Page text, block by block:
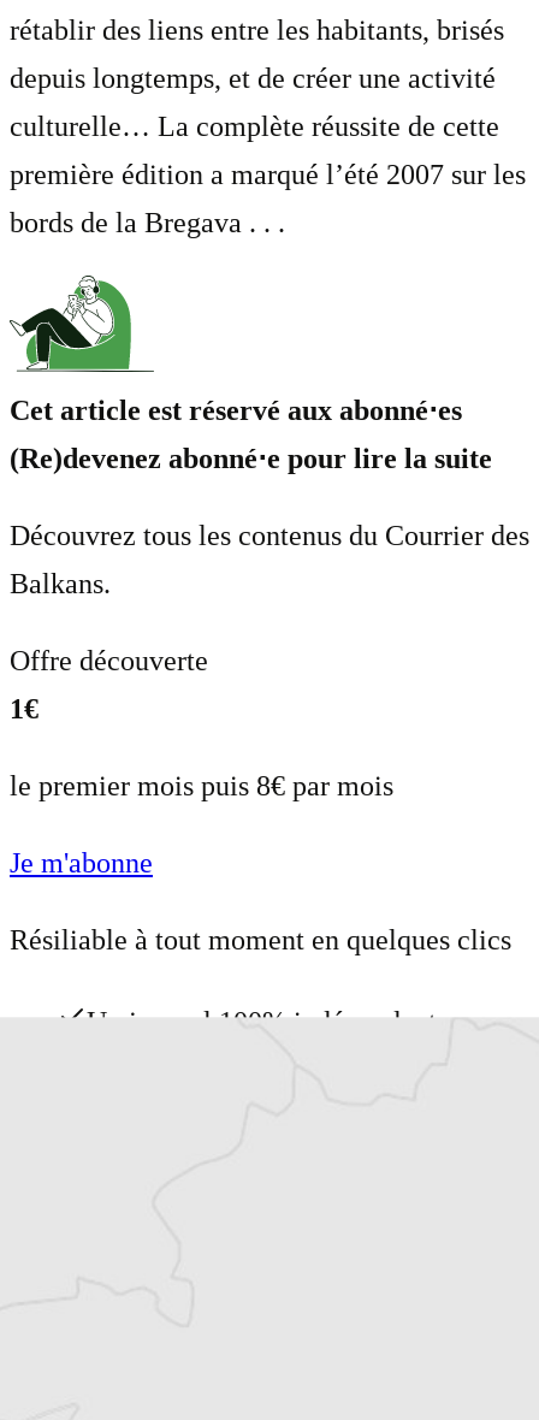
rétablir des liens entre les habitants, brisés
depuis longtemps, et de créer une activité
culturelle… La complète réussite de cette
première édition a marqué l’été 2007 sur les
bords de la Bregava . . .
Cet article est réservé aux abonné⋅es
(Re)devenez abonné⋅e pour lire la suite
Découvrez tous les contenus du Courrier des
Balkans.
Offre découverte
1€
le premier mois puis 8€ par mois
Je m'abonne
Résiliable à tout moment en quelques clics
Un journal 100% indépendant